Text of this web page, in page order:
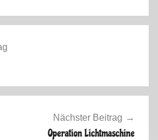
Nächster Beitrag
Operation Lichtmaschine